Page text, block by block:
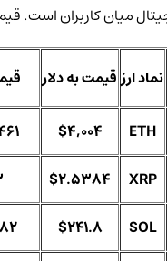
قیمت به دلار نماد ارز
$4,004 ETH
$2.5384 XRP
$241.8 SOL